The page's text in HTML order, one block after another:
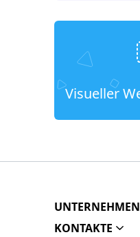
Visueller
UNTERNEHMEN
KONTAKTE